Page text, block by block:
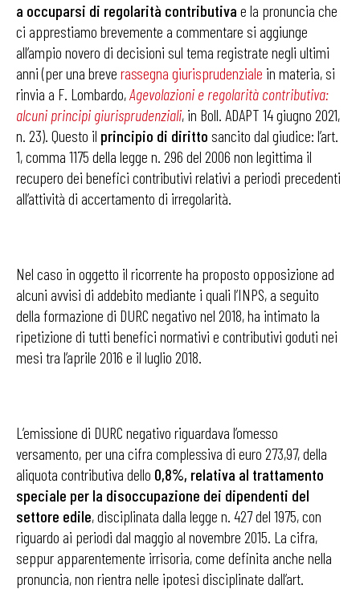
a occuparsi di regolarità contributiva e la pronuncia che
ci apprestiamo brevemente a commentare si aggiunge
all’ampio novero di decisioni sul tema registrate negli ultimi
anni (per una breve rassegna giurisprudenziale in materia, si
rinvia a F. Lombardo,Agevolazioni e regolarità contributiva:
alcuni principi giurisprudenziali, in Boll. ADAPT 14 giugno 2021,
n. 23). Questo il principio di diritto sancito dal giudice: l’art.
1, comma 1175 della legge n. 296 del 2006 non legittima il
recupero dei benefici contributivi relativi a periodi precedenti
all’attività di accertamento di irregolarità.
Nel caso in oggetto il ricorrente ha proposto opposizione ad
alcuni avvisi di addebito mediante i quali l’INPS, a seguito
della formazione di DURC negativo nel 2018, ha intimato la
ripetizione di tutti benefici normativi e contributivi goduti nei
mesi tra l’aprile 2016 e il luglio 2018.
L’emissione di DURC negativo riguardava l’omesso
versamento, per una cifra complessiva di euro 273,97, della
aliquota contributiva dello 0,8%, relativa al trattamento
speciale per la disoccupazione dei dipendenti del
settore edile, disciplinata dalla legge n. 427 del 1975, con
riguardo ai periodi dal maggio al novembre 2015. La cifra,
seppur apparentemente irrisoria, come definita anche nella
pronuncia, non rientra nelle ipotesi disciplinate dall’art.